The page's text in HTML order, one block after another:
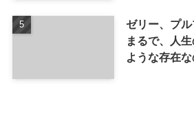
ゼリー、プ
まるで、人
ような存在